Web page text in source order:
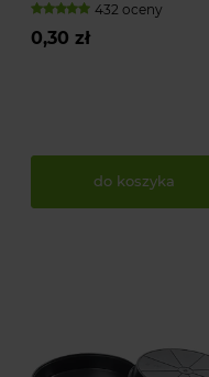
432 oceny
0,30 zł
do koszyka